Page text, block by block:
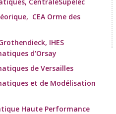
CEA Orme des
IHES
d'Orsay
de Versailles
et de Modélisation
Haute Performance